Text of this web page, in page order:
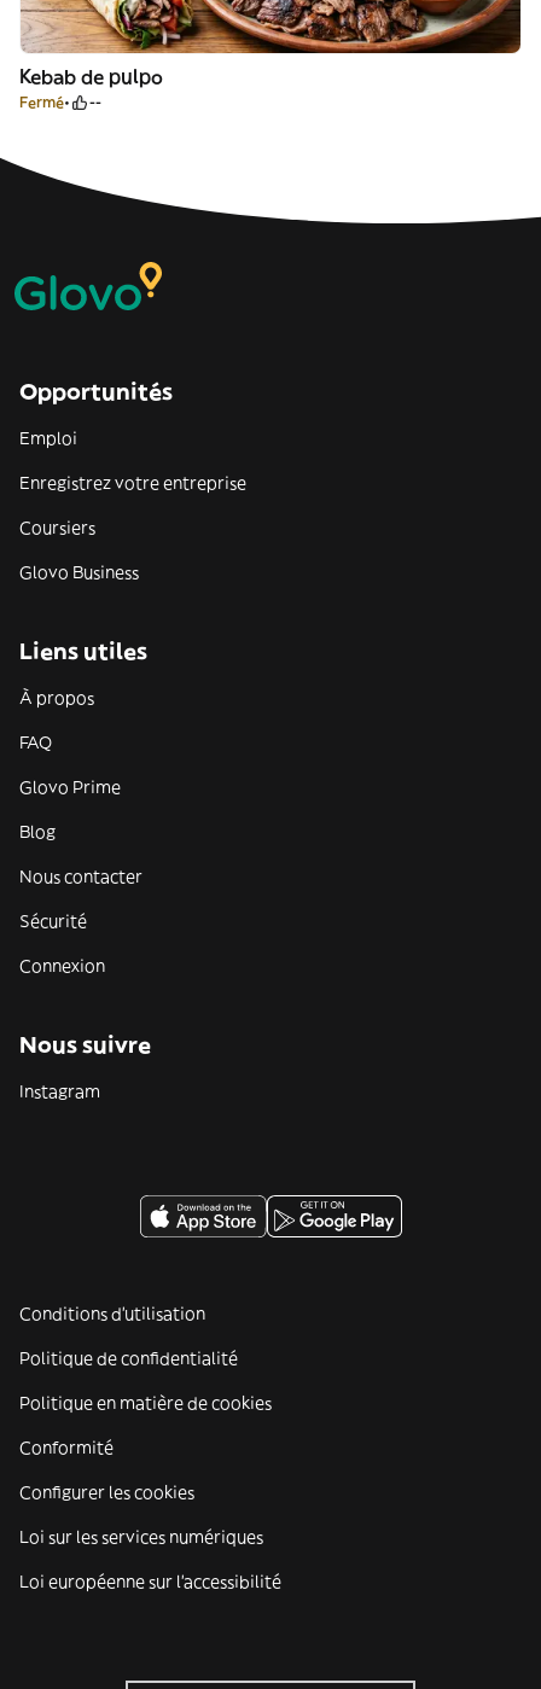
Kebab de pulpo
Fermé --
Opportunités
Emploi
Enregistrez votre entreprise
Coursiers
Glovo Business
Liens utiles
À propos
FAQ
Glovo Prime
Blog
Nous contacter
Sécurité
Connexion
Nous suivre
Instagram
Conditions d'utilisation
Politique de confidentialité
Politique en matière de cookies
Conformité
Configurer les cookies
Loi sur les services numériques
Loi européenne sur l’accessibilité